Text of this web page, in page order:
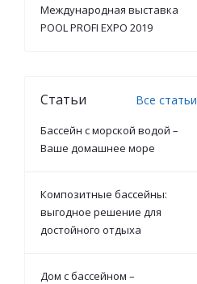
Международная выставка
POOL PROFI EXPO 2019
Статьи Все статьи
Бассейн с морской водой –
Ваше домашнее море
Композитные бассейны:
выгодное решение для
достойного отдыха
Дом с бассейном –